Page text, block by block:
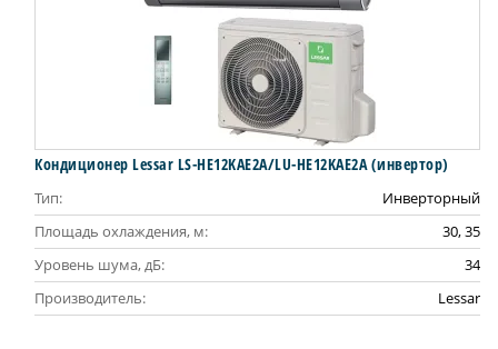
Кондиционер Lessar LS-HE12KAE2A/LU-HE12KAE2A (инвертор)
Тип:
Инверторный
Площадь охлаждения, м:
30, 35
Уровень шума, дБ:
34
Производитель:
Lessar